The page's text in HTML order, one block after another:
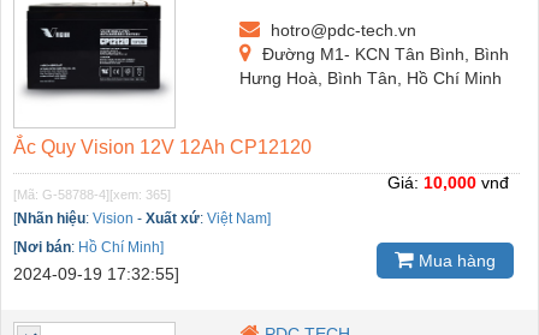
hotro@pdc-tech.vn
Đường M1- KCN Tân Bình, Bình
Hưng Hoà, Bình Tân, Hồ Chí Minh
Ắc Quy Vision 12V 12Ah CP12120
[Mã: G-58788-4][xem: 365]
[Nhãn hiệu: Vision - Xuất xứ: Việt Nam]
[Nơi bán: Hồ Chí Minh]
2024-09-19 17:32:55]
Giá: 10,000 vnđ
Mua hàng